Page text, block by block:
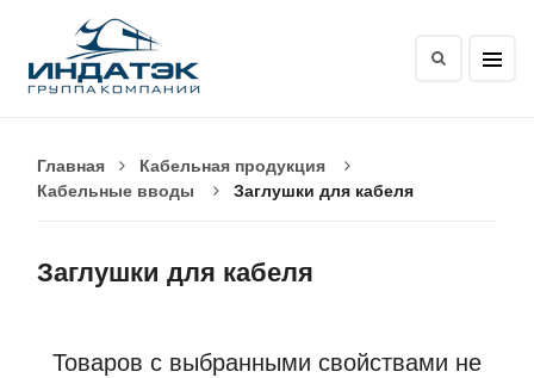
Главная
Кабельная продукция
Кабельные вводы
Заглушки для кабеля
Заглушки для кабеля
Товаров с выбранными свойствами не